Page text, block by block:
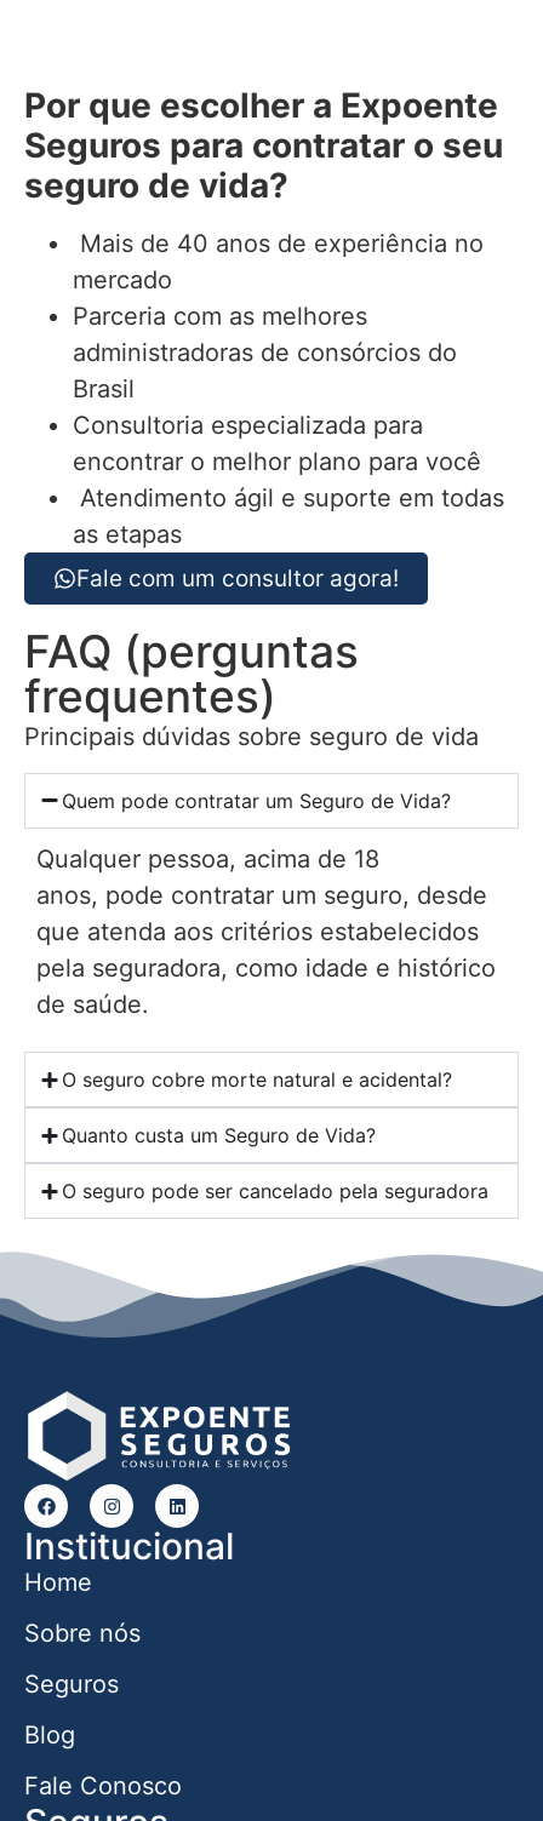
Por que escolher a Expoente
Seguros para contratar o seu
seguro de vida?
Mais de 40 anos de experiência no
mercado
Parceria com as melhores
administradoras de consórcios do
Brasil
Consultoria especializada para
encontrar o melhor plano para você
Atendimento ágil e suporte em todas
as etapas
Fale com um consultor agora!
FAQ (perguntas
frequentes)
Principais dúvidas sobre seguro de vida
Quem pode contratar um Seguro de Vida?
Qualquer pessoa, acima de 18
anos, pode contratar um seguro, desde
que atenda aos critérios estabelecidos
pela seguradora, como idade e histórico
de saúde.
O seguro cobre morte natural e acidental?
Quanto custa um Seguro de Vida?
O seguro pode ser cancelado pela seguradora
Institucional
Home
Sobre nós
Seguros
Blog
Fale Conosco